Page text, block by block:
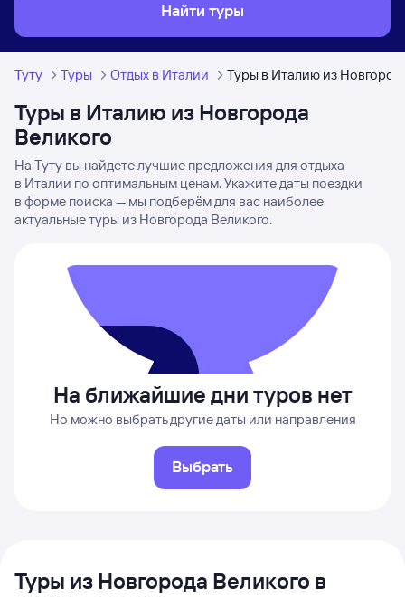
Найти туры
Туту Туры Отдых в Италии Туры в Италию из
Туры в Италию из Новгорода
Великого
На Туту вы найдете лучшие предложения для отдыха
в Италии по оптимальным ценам. Укажите даты поездки
в форме поиска — мы подберём для вас наиболее
актуальные туры из Новгорода Великого.
На ближайшие дни туров нет
Но можно выбрать другие даты или направления
Выбрать
Туры из Новгорода Великого в